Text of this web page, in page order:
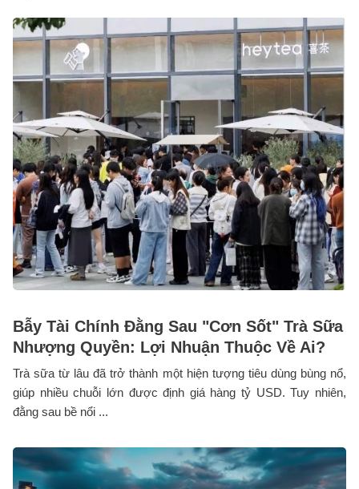
Bẫy Tài Chính Đằng Sau "Cơn Sốt" Trà Sữa
Nhượng Quyền: Lợi Nhuận Thuộc Về Ai?
Trà sữa từ lâu đã trở thành một hiện tượng tiêu dùng bùng nổ,
giúp nhiều chuỗi lớn được định giá hàng tỷ USD. Tuy nhiên,
đằng sau bề nổi ...